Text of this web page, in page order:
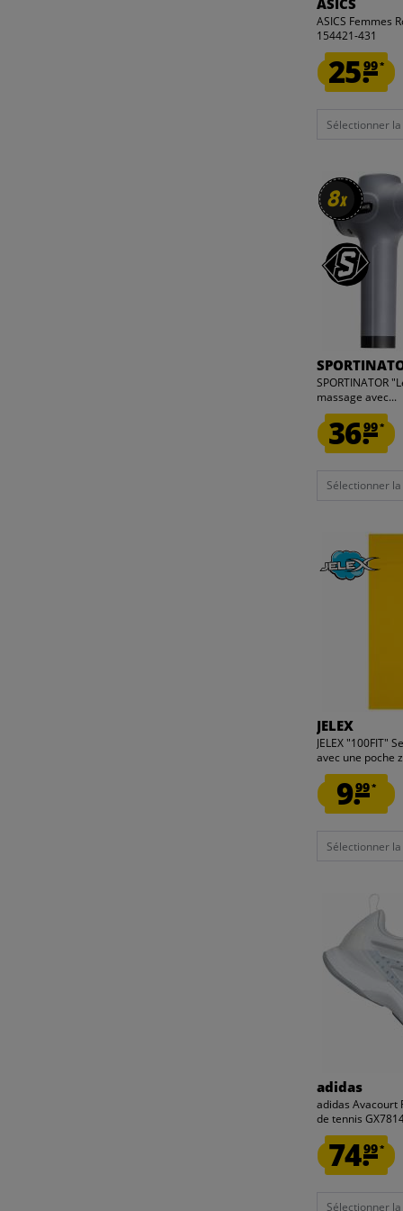
ASICS
ASICS Femmes
154421-431
25.99*
Sélectionner
8x
8x
SPORTINATOR
massage avec...
36.99*
Sélectionner
JELEX
JELEX "100FIT"
avec une poche
9.99*
Sélectionner
adidas
adidas Avacourt
de tennis
74.99*
Sélectionner